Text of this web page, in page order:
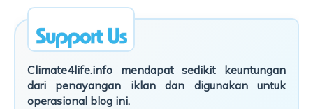
Climate4life.info mendapat sedikit keuntungan
dari penayangan iklan dan digunakan untuk
operasional blog ini.